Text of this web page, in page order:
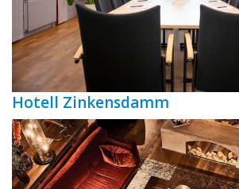
Hotell Zinkensdamm